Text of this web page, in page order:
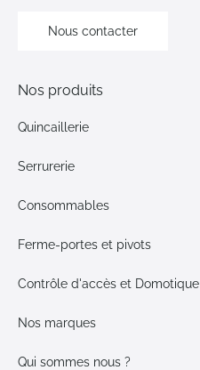
Nous contacter
Nos produits
Quincaillerie
Serrurerie
Consommables
Ferme-portes et pivots
Contrôle d'accès et Domotique
Nos marques
Qui sommes nous ?